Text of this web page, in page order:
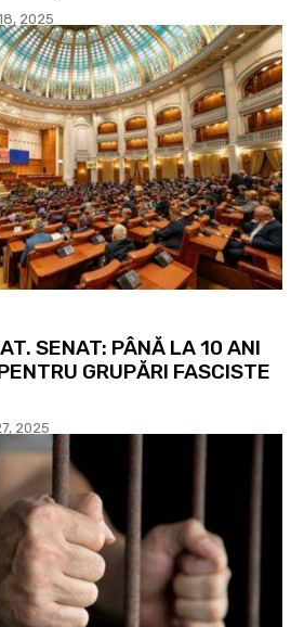
2025
SENAT: PÂNĂ LA 10 ANI
GRUPĂRI FASCISTE
2025